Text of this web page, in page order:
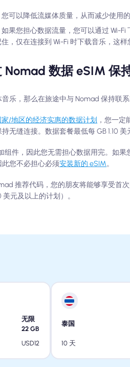
您可以降低流媒体质量，从而减少使用
如果您担心数据流量，您可以通过 Wi-
，仅在连接到 Wi-Fi 时下载音乐，这样
Nomad 数据 eSIM 保
乐，那么在旅途中与 Nomad 保持联
家/地区的经济实惠的数据计划 ，您一
无缝连接。数据套餐最低每 GB 1.10 美
组件，因此您无需担心数据用完。如
您不必担心必须安装新的 eSIM。
推荐代码，您的朋友将能够享受首
元及以上的计划）。
无限
22 GB
USD12
泰国
10 天